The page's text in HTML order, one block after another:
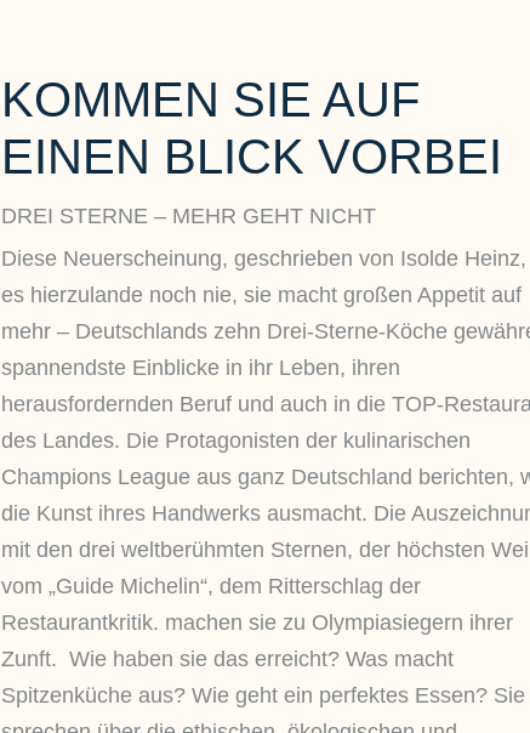
KOMMEN SIE AUF
EINEN BLICK VORBEI
DREI STERNE – MEHR GEHT NICHT
Diese Neuerscheinung, geschrieben von Isolde
es hierzulande noch nie, sie macht großen Appetit auf
mehr – Deutschlands zehn Drei-Sterne-Köche
spannendste Einblicke in ihr Leben, ihren
herausfordernden Beruf und auch in die TOP-
des Landes. Die Protagonisten der kulinarischen
Champions League aus ganz Deutschland berichten,
die Kunst ihres Handwerks ausmacht. Die
mit den drei weltberühmten Sternen, der höchsten
vom „Guide Michelin“, dem Ritterschlag der
Restaurantkritik. machen sie zu Olympiasiegern ihrer
Zunft. Wie haben sie das erreicht? Was macht
Spitzenküche aus? Wie geht ein perfektes Essen? Sie